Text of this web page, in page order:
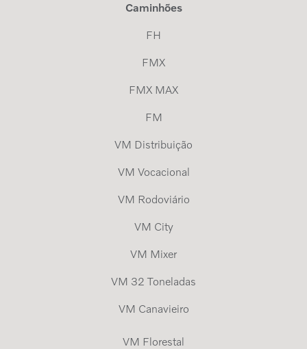
Caminhões
FH
FMX
FMX MAX
FM
VM Distribuição
VM Vocacional
VM Rodoviário
VM City
VM Mixer
VM 32 Toneladas
VM Canavieiro
VM Florestal